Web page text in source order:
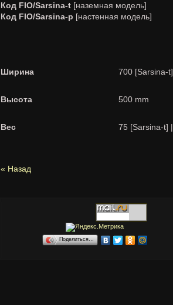
Код FIO/Sarsina-t [наземная модель]
Код FIO/Sarsina-p [настенная модель]
Ширина 700 [Sarsina-
Высота 500 mm
Вес 75 [Sarsina-t]
« Назад
Поделиться…